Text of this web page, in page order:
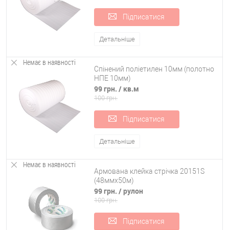
Підписатися
Детальніше
Немає в наявності
Спінений поліетилен 10мм (полотно
НПЕ 10мм)
99 грн. / кв.м
100 грн.
Підписатися
Детальніше
Немає в наявності
Армована клейка стрічка 20151S
(48ммx50м)
99 грн. / рулон
100 грн.
Підписатися